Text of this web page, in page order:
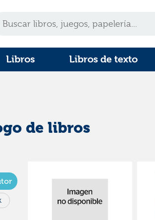
Libros Libros de texto
de libros